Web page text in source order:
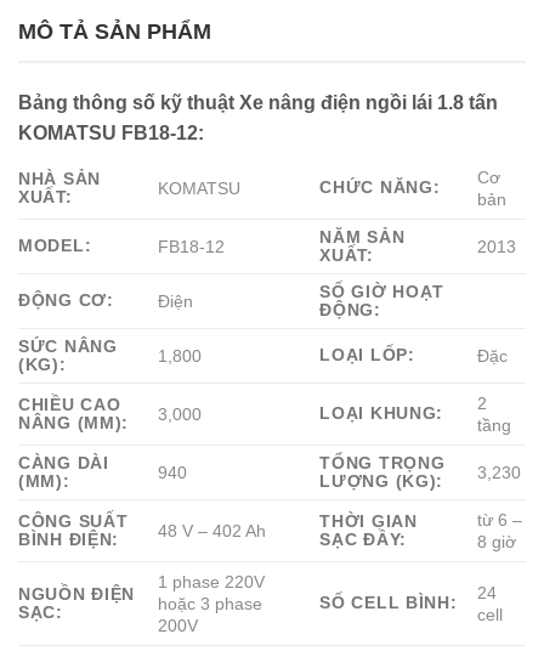
MÔ TẢ SẢN PHẨM
Bảng thông số kỹ thuật Xe nâng điện ngồi lái 1.8 tấn
KOMATSU FB18-12:
NHÀ SẢN
XUẤT:
KOMATSU CHỨC NĂNG:
Cơ
bản
MODEL: FB18-12
NĂM SẢN
XUẤT:
2013
ĐỘNG CƠ: Điện
SỐ GIỜ HOẠT
ĐỘNG:
SỨC NÂNG
(KG):
1,800 LOẠI LỐP: Đặc
CHIỀU CAO
NÂNG (MM):
3,000 LOẠI KHUNG:
2
tầng
CÀNG DÀI
(MM):
940
TỔNG TRỌNG
LƯỢNG (KG):
3,230
CÔNG SUẤT
BÌNH ĐIỆN:
48 V – 402 Ah
THỜI GIAN
SẠC ĐẦY:
từ 6 –
8 giờ
NGUỒN ĐIỆN
SẠC:
1 phase 220V
hoặc 3 phase
200V
SỐ CELL BÌNH:
24
cell